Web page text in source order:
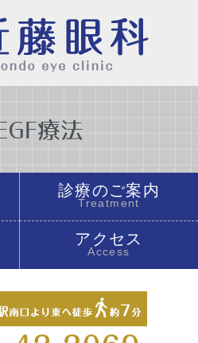
療法
診療のご案内
Treatment
アクセス
Access